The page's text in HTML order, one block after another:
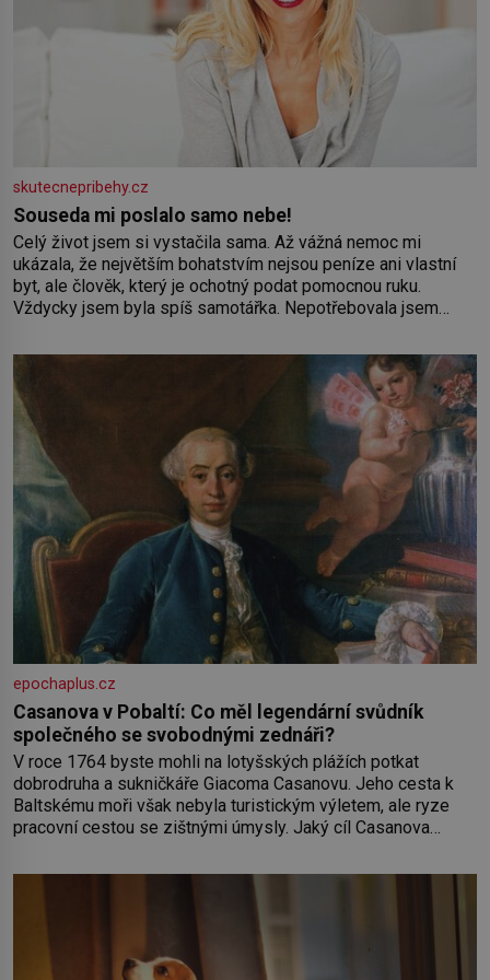
skutecnepribehy.cz
Souseda mi poslalo samo nebe!
Celý život jsem si vystačila sama. Až vážná nemoc mi
ukázala, že největším bohatstvím nejsou peníze ani vlastní
byt, ale člověk, který je ochotný podat pomocnou ruku.
Vždycky jsem byla spíš samotářka. Nepotřebovala jsem
práce a hlavně klid. Hned po studiích jsem odešla z rodného
epochaplus.cz
Casanova v Pobaltí: Co měl legendární svůdník
společného se svobodnými zednáři?
V roce 1764 byste mohli na lotyšských plážích potkat
dobrodruha a sukničkáře Giacoma Casanovu. Jeho cesta k
Baltskému moři však nebyla turistickým výletem, ale ryze
pracovní cestou se zištnými úmysly. Jaký cíl Casanova
Rigy? Casanova v Pobaltí kontaktoval tamní zednářské lóže.
Nebyl v této oblasti žádným nováčkem, protože do